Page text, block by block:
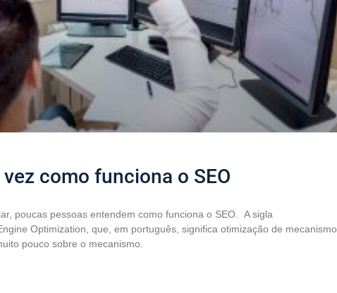
como funciona o SEO
poucas pessoas entendem como funciona o SEO. A sigla
Optimization, que, em português, significa otimização de mecanismo
pouco sobre o mecanismo.